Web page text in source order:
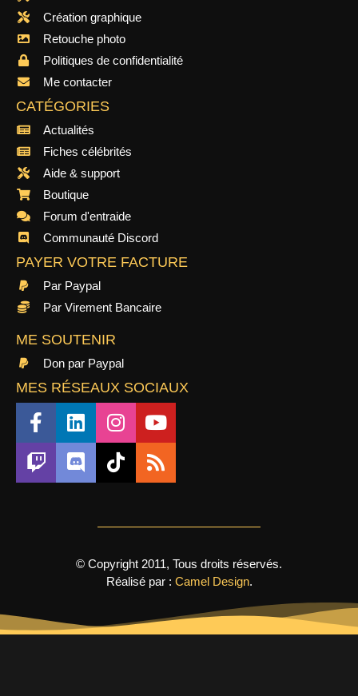
Création graphique
Retouche photo
Politiques de confidentialité
Me contacter
CATÉGORIES
Actualités
Fiches célébrités
Aide & support
Boutique
Forum d'entraide
Communauté Discord
PAYER VOTRE FACTURE
Par Paypal
Par Virement Bancaire
ME SOUTENIR
Don par Paypal
MES RÉSEAUX SOCIAUX
© Copyright 2011, Tous droits réservés.
Réalisé par : Camel Design.